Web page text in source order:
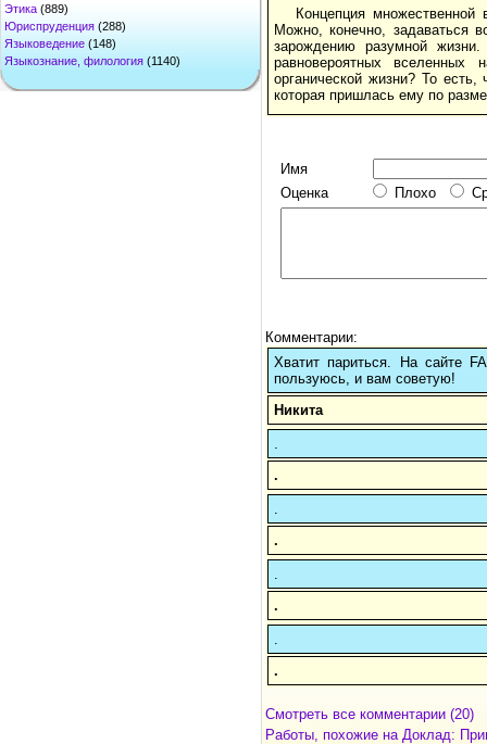
Этика (889)
Юриспруденция (288)
Языковедение (148)
Языкознание, филология (1140)
Концепция множественной
Можно, конечно, задаваться
зарождению разумной
равновероятных
органической жизни? То
которая пришлась ему по
Имя
Оценка
Плохо
Комментарии:
Хватит париться. На сайте
пользуюсь, и вам советую!
Никита
.
.
.
.
Смотреть все комментарии (20)
Работы, похожие на Доклад: